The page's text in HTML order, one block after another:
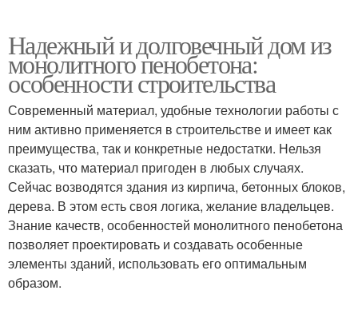
Надежный и долговечный дом из
монолитного пенобетона:
особенности строительства
Современный материал, удобные технологии работы с
ним активно применяется в строительстве и имеет как
преимущества, так и конкретные недостатки. Нельзя
сказать, что материал пригоден в любых случаях.
Сейчас возводятся здания из кирпича, бетонных блоков,
дерева. В этом есть своя логика, желание владельцев.
Знание качеств, особенностей монолитного пенобетона
позволяет проектировать и создавать особенные
элементы зданий, использовать его оптимальным
образом.